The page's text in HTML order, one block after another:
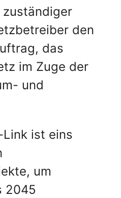
den
das
im Zuge der
und
Link ist eins
um
2045